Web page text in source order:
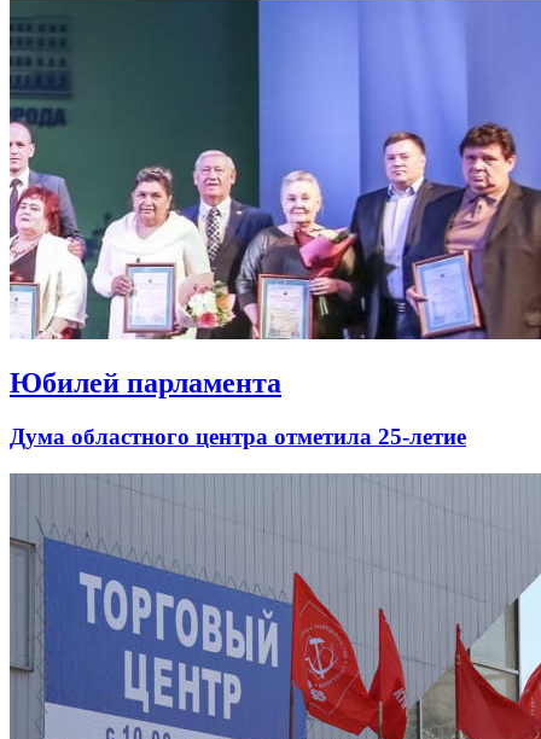
Юбилей парламента
Дума областного центра отметила 25-летие